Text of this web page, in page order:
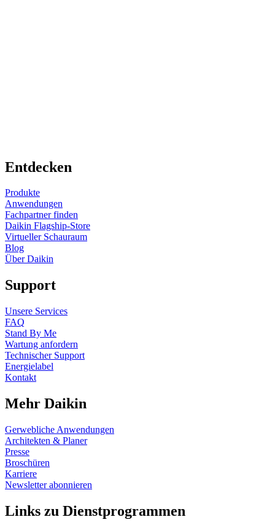
Entdecken
Produkte
Anwendungen
Fachpartner finden
Daikin Flagship-Store
Virtueller Schauraum
Blog
Über Daikin
Support
Unsere Services
FAQ
Stand By Me
Wartung anfordern
Technischer Support
Energielabel
Kontakt
Mehr Daikin
Gerwebliche Anwendungen
Architekten & Planer
Presse
Broschüren
Karriere
Newsletter abonnieren
Links zu Dienstprogrammen